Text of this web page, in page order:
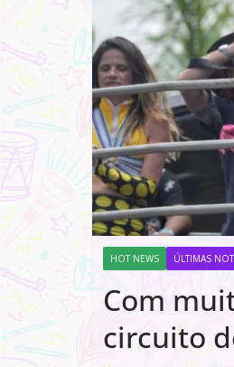
HOT NEWS ÚLTIMAS
Com
circuito